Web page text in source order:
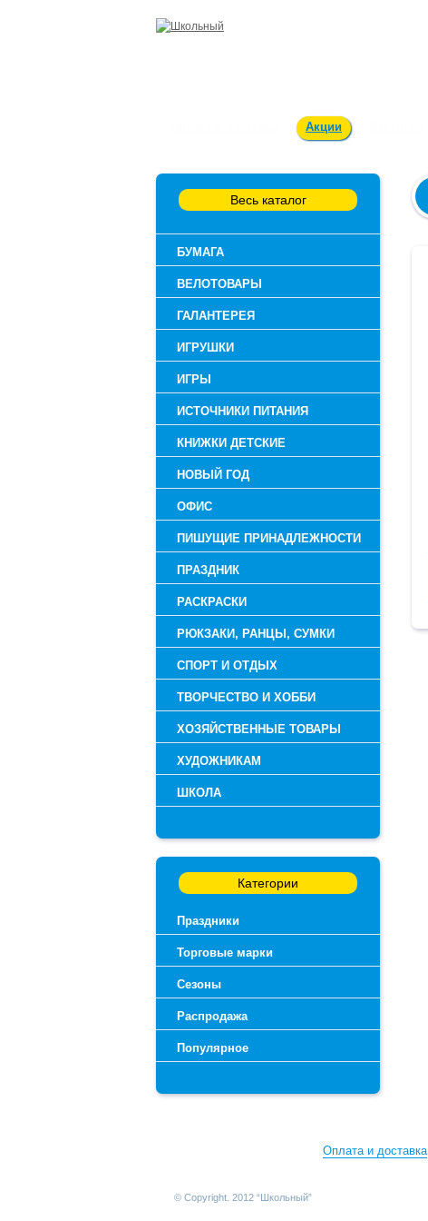
Акции
Весь каталог
БУМАГА
ВЕЛОТОВАРЫ
ГАЛАНТЕРЕЯ
ИГРУШКИ
ИГРЫ
ИСТОЧНИКИ ПИТАНИЯ
КНИЖКИ ДЕТСКИЕ
НОВЫЙ ГОД
ОФИС
ПИШУЩИЕ ПРИНАДЛЕЖНОСТИ
ПРАЗДНИК
РАСКРАСКИ
РЮКЗАКИ, РАНЦЫ, СУМКИ
СПОРТ И ОТДЫХ
ТВОРЧЕСТВО И ХОББИ
ХОЗЯЙСТВЕННЫЕ ТОВАРЫ
ХУДОЖНИКАМ
ШКОЛА
Категории
Праздники
Торговые марки
Сезоны
Распродажа
Популярное
Оплата и доставка
© Copyright. 2012 “Школьный”